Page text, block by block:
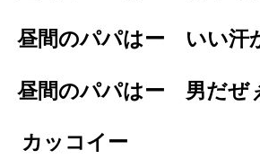
昼間のパパはー いい汗
昼間のパパはー 男だぜ
カッコイー